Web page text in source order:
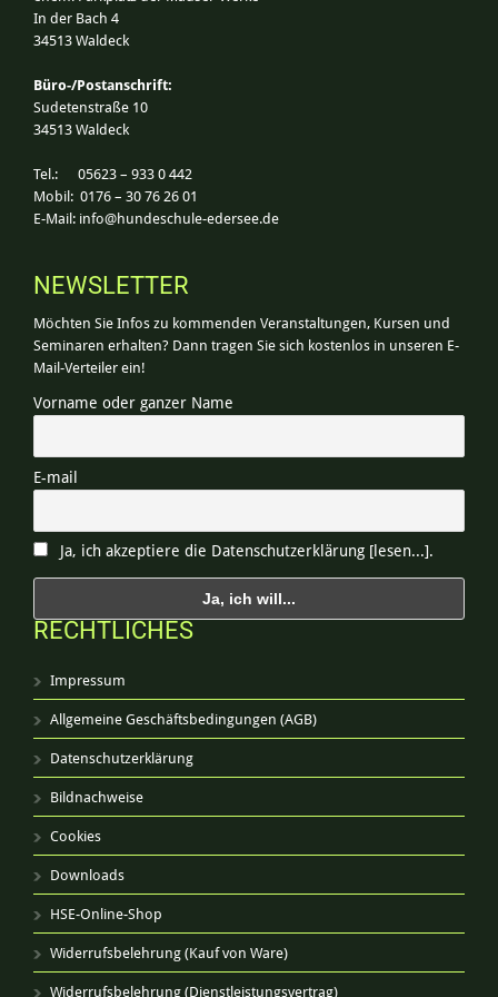
In der Bach 4
34513 Waldeck
Büro-/Postanschrift:
Sudetenstraße 10
34513 Waldeck
Tel.: 05623 – 933 0 442
Mobil: 0176 – 30 76 26 01
E-Mail: info@hundeschule-edersee.de
NEWSLETTER
Möchten Sie Infos zu kommenden Veranstaltungen, Kursen und
Seminaren erhalten? Dann tragen Sie sich kostenlos in unseren E-
Mail-Verteiler ein!
Vorname oder ganzer Name
E-mail
Ja, ich akzeptiere die Datenschutzerklärung [lesen...].
RECHTLICHES
Impressum
Allgemeine Geschäftsbedingungen (AGB)
Datenschutzerklärung
Bildnachweise
Cookies
Downloads
HSE-Online-Shop
Widerrufsbelehrung (Kauf von Ware)
Widerrufsbelehrung (Dienstleistungsvertrag)